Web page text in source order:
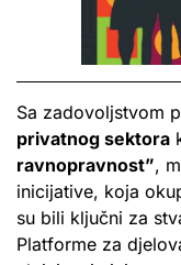
Sa zadovoljstvom
privatnog sektora
ravnopravnost”,
inicijative, koja
su bili ključni za
Platforme za